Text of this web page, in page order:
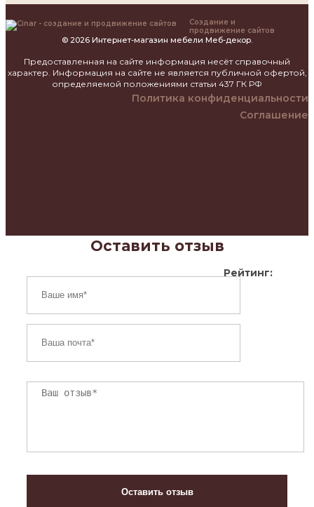
Создание и
продвижение сайтов
© 2026 Интернет-магазин мебели Меб-декор.
Предоставленная на сайте информация несёт справочный
характер. Информация на сайте не является публичной офертой,
определяемой положениями статьи 437 ГК РФ
Политика конфиденциальности
Соглашение
Оставить отзыв
Рейтинг: